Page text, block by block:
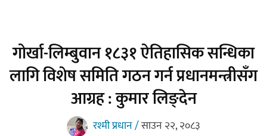
गोर्खा-लिम्बुवान १८३१ ऐतिहासिक सन्धिका
लागि विशेष समिति गठन गर्न प्रधानमन्त्रीसँग
आग्रह : कुमार लिङ्देन
रश्मी प्रधान /साउन २२, २०८३